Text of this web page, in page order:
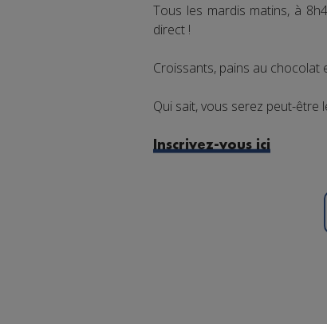
Tous les mardis matins, à
direct !
Croissants, pains au
Qui sait, vous serez peut-être
Inscrivez-vous ici